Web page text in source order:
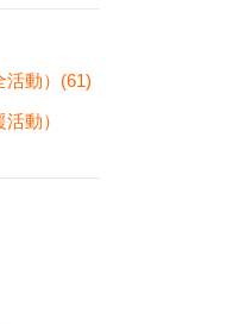
活動）(61)
動）